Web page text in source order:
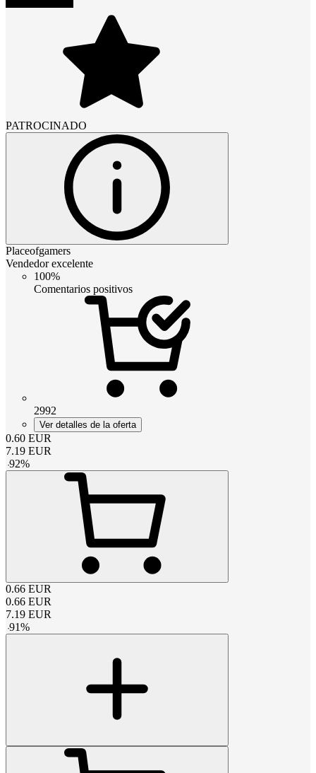
PATROCINADO
Placeofgamers
Vendedor excelente
100%
Comentarios positivos
2992
Ver detalles de la oferta
0.60 EUR
7.19 EUR
-92%
0.66 EUR
0.66 EUR
7.19 EUR
-91%